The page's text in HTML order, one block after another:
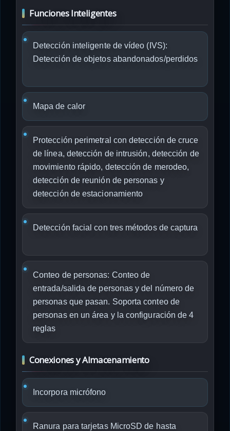
Funciones Inteligentes
Detección inteligente de vídeo (IVS):
Detección de objetos abandonados/perdidos
Mapa de calor
Protección perimetral con detección de cruce
de línea, detección de intrusión, detección de
movimiento rápido, detección de merodeo,
detección de reunión de personas y
detección de estacionamiento
Detección facial con tres métodos de captura
Conteo de personas: Conteo de
entrada/salida de personas y del número de
personas que pasan. Soporta conteo de
personas en un área y la configuración de 4
reglas
Conexiones y Almacenamiento
Incorpora micrófono
Ranura para tarjetas MicroSD de hasta